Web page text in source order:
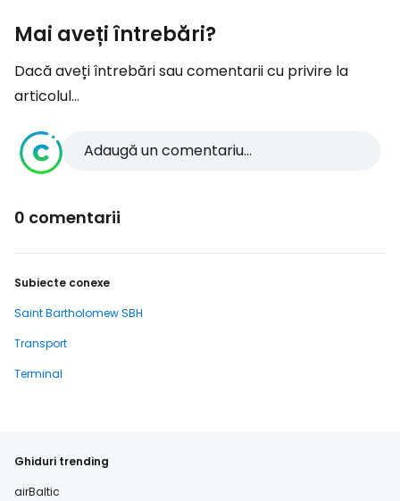
Mai aveți întrebări?
Dacă aveți întrebări sau comentarii cu privire la
articolul...
Adaugă un comentariu...
0 comentarii
Subiecte conexe
Saint Bartholomew SBH
Transport
Terminal
Ghiduri trending
airBaltic